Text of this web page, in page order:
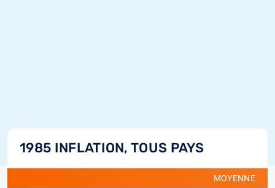
1985 INFLATION, TOUS PAYS
MOYENNE